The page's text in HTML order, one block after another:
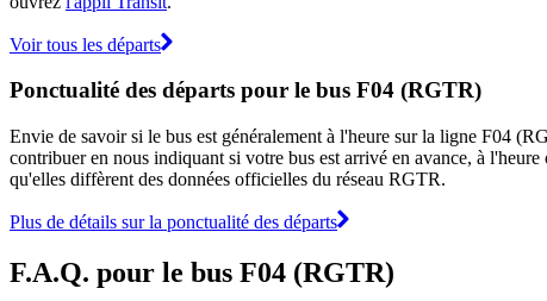
Voir tous les départs
Ponctualité des départs pour le bus F04 (RGTR)
Envie de savoir si le bus est généralement à l'heure sur la ligne F04
contribuer en nous indiquant si votre bus est arrivé en avance, à l'heure
qu'elles diffèrent des données officielles du réseau RGTR.
Plus de détails sur la ponctualité des départs
F.A.Q. pour le bus F04 (RGTR)